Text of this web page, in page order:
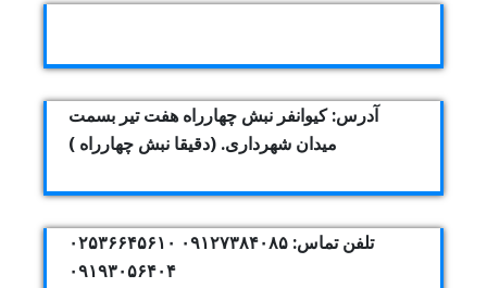
آدرس: کیوانفر نبش چهارراه هفت تیر بسمت
میدان شهرداری. (دقیقا نبش چهارراه )
تلفن تماس: ۰۹۱۲۷۳۸۴۰۸۵ ۰۲۵۳۶۶۴۵۶۱۰
۰۹۱۹۳۰۵۶۴۰۴